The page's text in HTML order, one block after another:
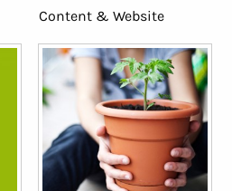
Content & Website